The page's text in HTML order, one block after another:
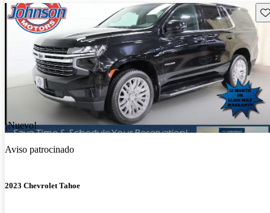
¡Nuevo!
Aviso patrocinado
2023 Chevrolet Tahoe